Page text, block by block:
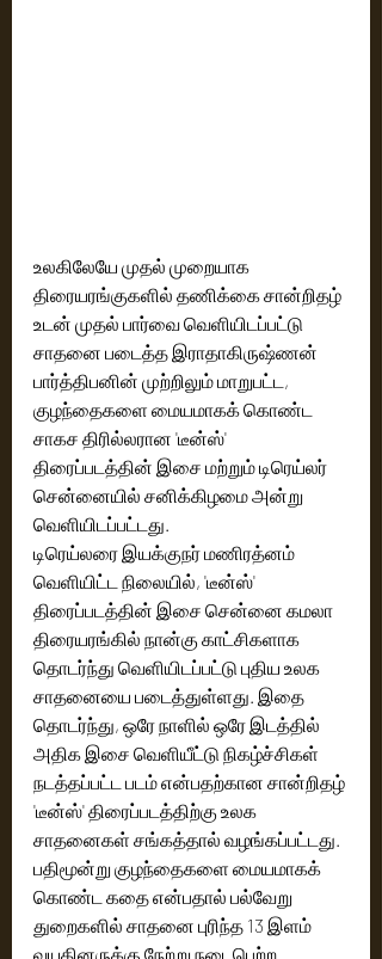
உலகிலேயே முதல் முறையாக
திரையரங்குகளில் தணிக்கை சான்றிதழ்
உடன் முதல் பார்வை வெளியிடப்பட்டு
சாதனை படைத்த இராதாகிருஷ்ணன்
பார்த்திபனின் முற்றிலும் மாறுபட்ட,
குழந்தைகளை மையமாகக் கொண்ட
சாகச திரில்லரான 'டீன்ஸ்'
திரைப்படத்தின் இசை மற்றும் டிரெய்லர்
சென்னையில் சனிக்கிழமை அன்று
வெளியிடப்பட்டது.
டிரெய்லரை இயக்குநர் மணிரத்னம்
வெளியிட்ட நிலையில், 'டீன்ஸ்'
திரைப்படத்தின் இசை சென்னை கமலா
திரையரங்கில் நான்கு காட்சிகளாக
தொடர்ந்து வெளியிடப்பட்டு புதிய உலக
சாதனையை படைத்துள்ளது. இதை
தொடர்ந்து, ஒரே நாளில் ஒரே இடத்தில்
அதிக இசை வெளியீட்டு நிகழ்ச்சிகள்
நடத்தப்பட்ட படம் என்பதற்கான சான்றிதழ்
'டீன்ஸ்' திரைப்படத்திற்கு உலக
சாதனைகள் சங்கத்தால் வழங்கப்பட்டது.
பதிமூன்று குழந்தைகளை மையமாகக்
கொண்ட கதை என்பதால் பல்வேறு
துறைகளில் சாதனை புரிந்த 13 இளம்
வயதினருக்கு நேற்று நடைபெற்ற